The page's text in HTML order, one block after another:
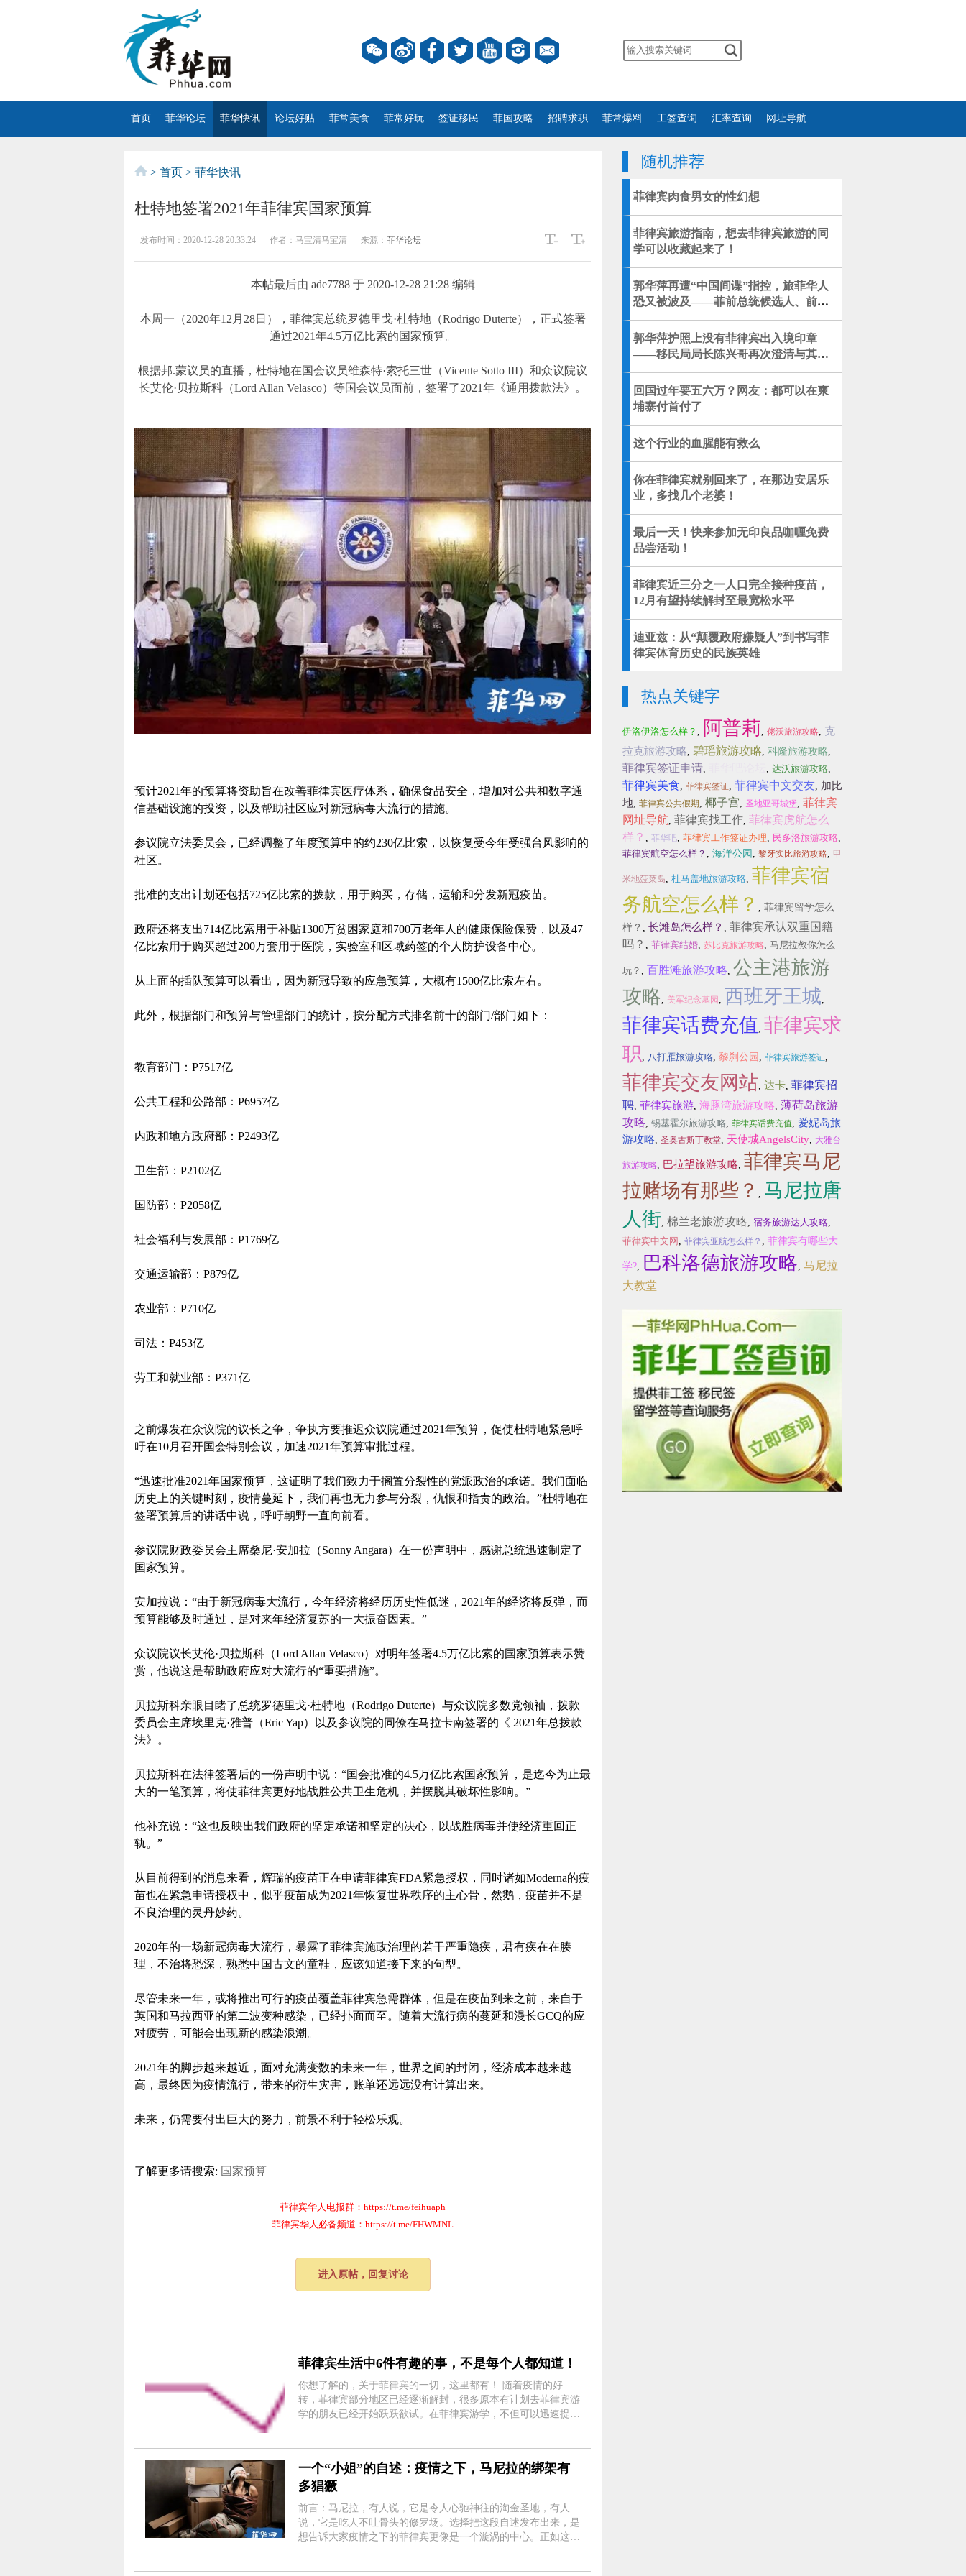
首页 菲华论坛 菲华快讯 论坛好贴 菲常美食 菲常好玩 签证移民 菲国攻略 招聘求职 菲常爆料 工签查询 汇率查询 网址导航
> 首页 > 菲华快讯
杜特地签署2021年菲律宾国家预算
发布时间： 2020-12-28 20:33:24 作者： 马宝清马宝清 来源： 菲华论坛
本帖最后由 ade7788 于 2020-12-28 21:28 编辑
本周一（2020年12月28日），菲律宾总统罗德里戈·杜特地（Rodrigo Duterte），正式签署
通过2021年4.5万亿比索的国家预算。
根据邦.蒙议员的直播，杜特地在国会议员维森特·索托三世（Vicente Sotto III）和众议院议
长艾伦·贝拉斯科（Lord Allan Velasco）等国会议员面前，签署了2021年《通用拨款法》。
预计2021年的预算将资助旨在改善菲律宾医疗体系，确保食品安全，增加对公共和数字通
信基础设施的投资，以及帮助社区应对新冠病毒大流行的措施。
参议院立法委员会，已经调整了年度预算中的约230亿比索，以恢复受今年受强台风影响的
社区。
批准的支出计划还包括725亿比索的拨款，用于购买，存储，运输和分发新冠疫苗。
政府还将支出714亿比索用于补贴1300万贫困家庭和700万老年人的健康保险保费，以及47
亿比索用于购买超过200万套用于医院，实验室和区域药签的个人防护设备中心。
从上面的插队预算可以看出，因为新冠导致的应急预算，大概有1500亿比索左右。
此外，根据部门和预算与管理部门的统计，按分配方式排名前十的部门/部门如下：
教育部门：P7517亿
公共工程和公路部：P6957亿
内政和地方政府部：P2493亿
卫生部：P2102亿
国防部：P2058亿
社会福利与发展部：P1769亿
交通运输部：P879亿
农业部：P710亿
司法：P453亿
劳工和就业部：P371亿
之前爆发在众议院的议长之争，争执方要推迟众议院通过2021年预算，促使杜特地紧急呼
吁在10月召开国会特别会议，加速2021年预算审批过程。
“迅速批准2021年国家预算，这证明了我们致力于搁置分裂性的党派政治的承诺。我们面临
历史上的关键时刻，疫情蔓延下，我们再也无力参与分裂，仇恨和指责的政治。”杜特地在
签署预算后的讲话中说，呼吁朝野一直向前看。
参议院财政委员会主席桑尼·安加拉（Sonny Angara）在一份声明中，感谢总统迅速制定了
国家预算。
安加拉说：“由于新冠病毒大流行，今年经济将经历历史性低迷，2021年的经济将反弹，而
预算能够及时通过，是对来年经济复苏的一大振奋因素。”
众议院议长艾伦·贝拉斯科（Lord Allan Velasco）对明年签署4.5万亿比索的国家预算表示赞
赏，他说这是帮助政府应对大流行的“重要措施”。
贝拉斯科亲眼目睹了总统罗德里戈·杜特地（Rodrigo Duterte）与众议院多数党领袖，拨款
委员会主席埃里克·雅普（Eric Yap）以及参议院的同僚在马拉卡南签署的《 2021年总拨款
法》。
贝拉斯科在法律签署后的一份声明中说：“国会批准的4.5万亿比索国家预算，是迄今为止最
大的一笔预算，将使菲律宾更好地战胜公共卫生危机，并摆脱其破坏性影响。”
他补充说：“这也反映出我们政府的坚定承诺和坚定的决心，以战胜病毒并使经济重回正
轨。”
从目前得到的消息来看，辉瑞的疫苗正在申请菲律宾FDA紧急授权，同时诸如Moderna的疫
苗也在紧急申请授权中，似乎疫苗成为2021年恢复世界秩序的主心骨，然鹅，疫苗并不是
不良治理的灵丹妙药。
2020年的一场新冠病毒大流行，暴露了菲律宾施政治理的若干严重隐疾，君有疾在在腠
理，不治将恐深，熟悉中国古文的童鞋，应该知道接下来的句型。
尽管未来一年，或将推出可行的疫苗覆盖菲律宾急需群体，但是在疫苗到来之前，来自于
英国和马拉西亚的第二波变种感染，已经扑面而至。随着大流行病的蔓延和漫长GCQ的应
对疲劳，可能会出现新的感染浪潮。
2021年的脚步越来越近，面对充满变数的未来一年，世界之间的封闭，经济成本越来越
高，最终因为疫情流行，带来的衍生灾害，账单还远远没有计算出来。
未来，仍需要付出巨大的努力，前景不利于轻松乐观。
了解更多请搜索: 国家预算
菲律宾华人电报群：https://t.me/feihuaph
菲律宾华人必备频道：https://t.me/FHWMNL
进入原帖，回复讨论
菲律宾生活中6件有趣的事，不是每个人都知道！
你想了解的，关于菲律宾的一切，这里都有！ 随着疫情的好
转，菲律宾部分地区已经逐渐解封，很多原本有计划去菲律宾游
学的朋友已经开始跃跃欲试。在菲律宾游学，不但可以迅速提高
一个“小姐”的自述：疫情之下，马尼拉的绑架有
多猖獗
前言：马尼拉，有人说，它是令人心驰神往的淘金圣地，有人
说，它是吃人不吐骨头的修罗场。选择把这段自述发布出来，是
想告诉大家疫情之下的菲律宾更像是一个漩涡的中心。正如这句
随机推荐
菲律宾肉食男女的性幻想
菲律宾旅游指南，想去菲律宾旅游的同
学可以收藏起来了！
郭华萍再遭“中国间谍”指控，旅菲华人
恐又被波及——菲前总统候选人、前参
议员的逻辑狗屁不通！
郭华萍护照上没有菲律宾出入境印章
——移民局局长陈兴哥再次澄清与其人
潜逃无关
回国过年要五六万？网友：都可以在柬
埔寨付首付了
这个行业的血腥能有救么
你在菲律宾就别回来了，在那边安居乐
业，多找几个老婆！
最后一天！快来参加无印良品咖喱免费
品尝活动！
菲律宾近三分之一人口完全接种疫苗，
12月有望持续解封至最宽松水平
迪亚兹：从“颠覆政府嫌疑人”到书写菲
律宾体育历史的民族英雄
热点关键字
伊洛伊洛怎么样？ , 阿普莉 , 佬沃旅游攻略, 克
拉克旅游攻略, 碧瑶旅游攻略, 科隆旅游攻略,
菲律宾签证申请, , 达沃旅游攻略,
菲律宾美食, 菲律宾签证, 菲律宾中文交友, 加比
地, 菲律宾公共假期, 椰子宫, 圣地亚哥城堡, 菲律宾
网址导航, 菲律宾找工作, 菲律宾虎航怎么
样？ , 菲华吧, 菲律宾工作签证办理, 民多洛旅游攻略,
菲律宾航空怎么样？ , 海洋公园 , 黎牙实比旅游攻略, 甲
米地菠菜岛, 杜马盖地旅游攻略, 菲律宾宿
务航空怎么样？ , 菲律宾留学怎么
样？ , 长滩岛怎么样？ , 菲律宾承认双重国籍
吗？ , 菲律宾结婚, 苏比克旅游攻略, 马尼拉教你怎么
玩？ , 百胜滩旅游攻略, 公主港旅游
攻略, 美军纪念墓园 , 西班牙王城,
菲律宾话费充值 , 菲律宾求
职, 八打雁旅游攻略, 黎刹公园 , 菲律宾旅游签证,
菲律宾交友网站, 达卡, 菲律宾招
聘, 菲律宾旅游, 海豚湾旅游攻略, 薄荷岛旅游
攻略, 锡基霍尔旅游攻略, 菲律宾话费充值, 爱妮岛旅
游攻略, 圣奥古斯丁教堂, 天使城AngelsCity, 大雅台
旅游攻略, 巴拉望旅游攻略, 菲律宾马尼
拉赌场有那些？ , 马尼拉唐
人街, 棉兰老旅游攻略, 宿务旅游达人攻略,
菲律宾中文网 , 菲律宾亚航怎么样？ , 菲律宾有哪些大
学?, 巴科洛德旅游攻略, 马尼拉
大教堂